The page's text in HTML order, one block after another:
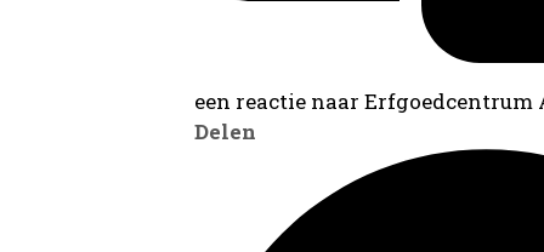
een reactie naar
Delen